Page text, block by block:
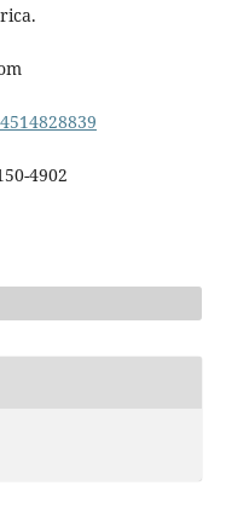
4902